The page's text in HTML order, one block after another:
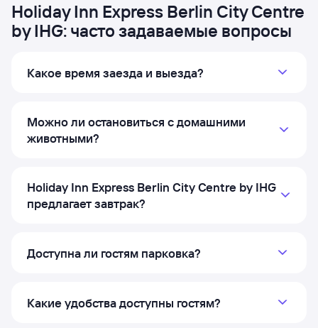
Holiday Inn Express Berlin City Centre
by IHG: часто задаваемые вопросы
Какое время заезда и выезда?
Можно ли остановиться с домашними
животными?
Holiday Inn Express Berlin City Centre by IHG
предлагает завтрак?
Доступна ли гостям парковка?
Какие удобства доступны гостям?